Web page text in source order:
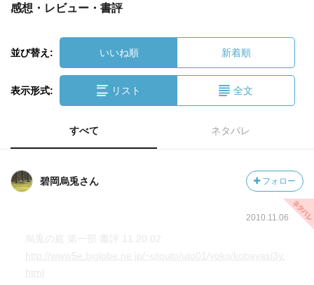
感想・レビュー・書評
並び替え: いいね順 新着順
表示形式: リスト 全文
すべて ネタバレ
碧岡烏兎さん フォロー
2010.11.06
烏兎の庭 第一部 書評 11.20.02